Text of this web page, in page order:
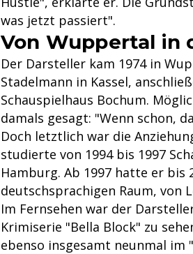
was jetzt passiert".
Von Wuppertal in
Der Darsteller kam 1974 in
Stadelmann in Kassel,
Schauspielhaus Bochum.
damals gesagt: "Wenn schon,
Doch letztlich war die
studierte von 1994 bis 1997
Hamburg. Ab 1997 hatte er bis
deutschsprachigen Raum, von
Im Fernsehen war der
Krimiserie "Bella Block" zu
ebenso insgesamt neunmal im "